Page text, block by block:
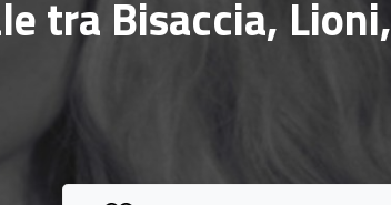
tra Bisaccia, Lioni,